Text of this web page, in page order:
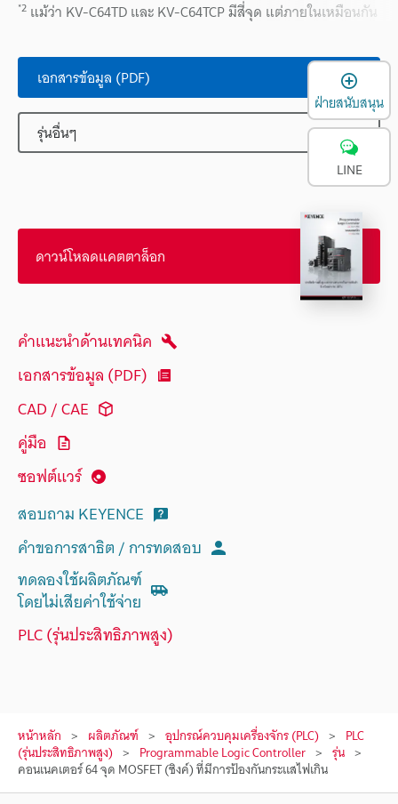
*2 แม้ว่า KV-C64TD และ KV-C64TCP มีสี่จุด แต่ภายในเหมือนกัน
เอกสารข้อมูล (PDF)
รุ่นอื่นๆ
ดาวน์โหลดแคตตาล็อก
คำแนะนำด้านเทคนิค
เอกสารข้อมูล (PDF)
CAD / CAE
คู่มือ
ซอฟต์แวร์
สอบถาม KEYENCE
คำขอการสาธิต / การทดสอบ
ทดลองใช้ผลิตภัณฑ์
โดยไม่เสียค่าใช้จ่าย
PLC (รุ่นประสิทธิภาพสูง)
หน้าหลัก ผลิตภัณฑ์ อุปกรณ์ควบคุมเครื่องจักร (PLC) PLC
(รุ่นประสิทธิภาพสูง) Programmable Logic Controller รุ่น
คอนเนคเตอร์ 64 จุด MOSFET (ซิงค์) ที่มีการป้องกันกระแสไฟเกิน
ฝ่ายสนับสนุน
LINE